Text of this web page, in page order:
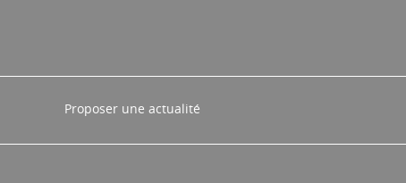
Proposer une actualité